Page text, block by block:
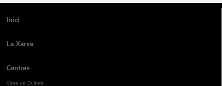
Inici
La Xarxa
Centres
Casa de Cultura